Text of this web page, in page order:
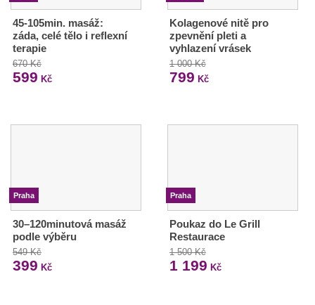
45-105min. masáž:
záda, celé tělo i reflexní
terapie
670 Kč
599 Kč
Kolagenové nitě pro
zpevnění pleti a
vyhlazení vrásek
1 000 Kč
799 Kč
Praha
30–120minutová masáž
podle výběru
549 Kč
399 Kč
Praha
Poukaz do Le Grill
Restaurace
1 500 Kč
1 199 Kč